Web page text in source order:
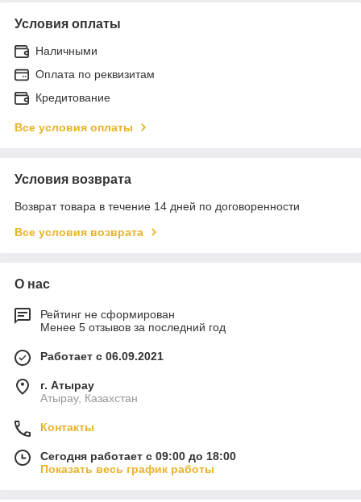
Условия оплаты
Наличными
Оплата по реквизитам
Кредитование
Все условия оплаты
Условия возврата
Возврат товара в течение 14 дней по договоренности
Все условия возврата
О нас
Рейтинг не сформирован
Менее 5 отзывов за последний год
Работает с 06.09.2021
г. Атырау
Атырау, Казахстан
Контакты
Сегодня работает с 09:00 до 18:00
Показать весь график работы